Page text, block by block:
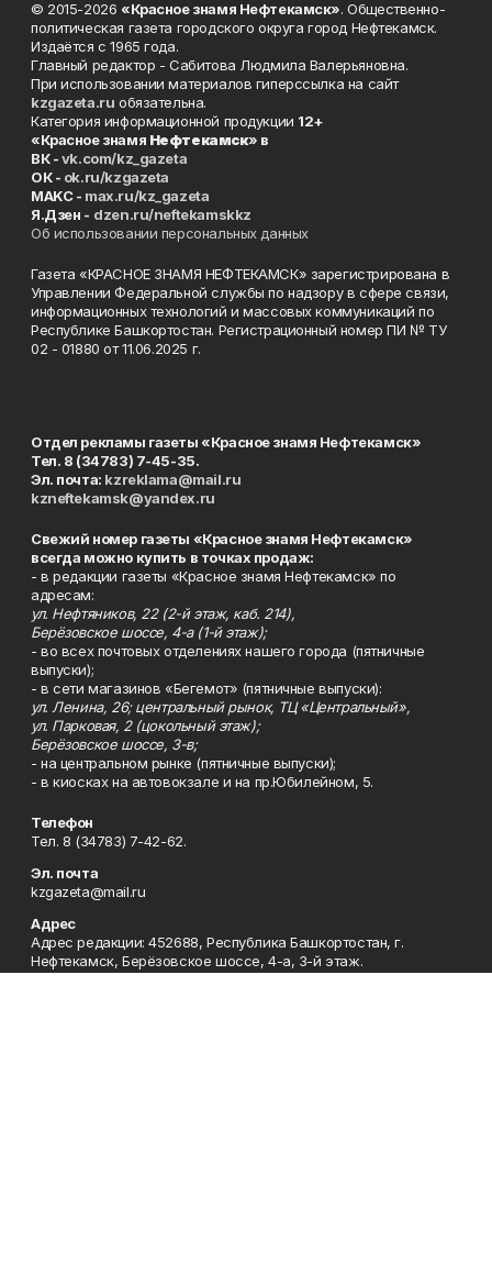
© 2015-2026 «Красное знамя Нефтекамск». Общественно-
политическая газета городского округа город Нефтекамск.
Издаётся с 1965 года.
Главный редактор - Сабитова Людмила Валерьяновна.
При использовании материалов гиперссылка на сайт
kzgazeta.ru обязательна.
Категория информационной продукции 12+
«Красное знамя Нефтекамск» в
ВК -vk.com/kz_gazeta
ОК - ok.ru/kzgazeta
MAKC - max.ru/kz_gazeta
Я.Дзен - dzen.ru/neftekamskkz
Об использовании персональных данных
Газета «КРАСНОЕ ЗНАМЯ НЕФТЕКАМСК» зарегистрирована в
Управлении Федеральной службы по надзору в сфере связи,
информационных технологий и массовых коммуникаций по
Республике Башкортостан. Регистрационный номер ПИ № ТУ
02 - 01880 от 11.06.2025 г.
Отдел рекламы газеты «Красное знамя Нефтекамск»
Тел. 8 (34783) 7-45-35.
Эл. почта: kzreklama@mail.ru
kzneftekamsk@yandex.ru
Свежий номер газеты «Красное знамя Нефтекамск»
всегда можно купить в точках продаж:
- в редакции газеты «Красное знамя Нефтекамск» по
адресам:
ул. Нефтяников, 22 (2-й этаж, каб. 214),
Берёзовское шоссе, 4-а (1-й этаж);
- во всех почтовых отделениях нашего города (пятничные
выпуски);
- в сети магазинов «Бегемот» (пятничные выпуски):
ул. Ленина, 26; центральный рынок, ТЦ «Центральный»,
ул. Парковая, 2 (цокольный этаж);
Берёзовское шоссе, 3-в;
- на центральном рынке (пятничные выпуски);
- в киосках на автовокзале и на пр.Юбилейном, 5.
Телефон
Тел. 8 (34783) 7-42-62.
Эл. почта
kzgazeta@mail.ru
Адрес
Адрес редакции: 452688, Республика Башкортостан, г.
Нефтекамск, Берёзовское шоссе, 4-а, 3-й этаж.